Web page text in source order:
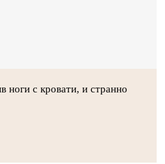
ноги с кровати, и странно